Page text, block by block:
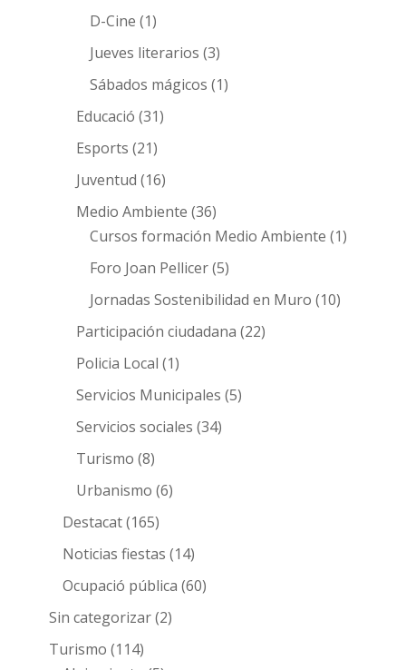
D-Cine (1)
Jueves literarios (3)
Sábados mágicos (1)
Educació (31)
Esports (21)
Juventud (16)
Medio Ambiente (36)
Cursos formación Medio Ambiente (1)
Foro Joan Pellicer(5)
Jornadas Sostenibilidad en Muro (10)
Participación ciudadana (22)
Policia Local (1)
Servicios Municipales (5)
Servicios sociales (34)
Turismo (8)
Urbanismo (6)
Destacat(165)
Noticias fiestas (14)
Ocupació pública (60)
Sin categorizar(2)
Turismo (114)